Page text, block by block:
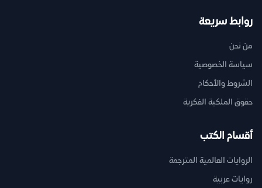
روابط سريعة
من نحن
سياسة الخصوصية
الشروط والأحكام
حقوق الملكية الفكرية
أقسام الكتب
الروايات العالمية المترجمة
روايات عربية